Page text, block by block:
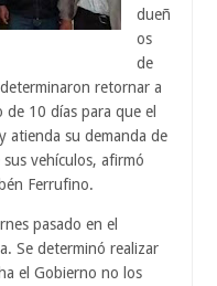
dueñ
os
de
retornar a
de 10 días para que el
atienda su demanda de
vehículos, afirmó
Ferrufino.
pasado en el
Se determinó realizar
el Gobierno no los